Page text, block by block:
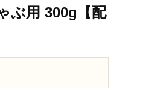
ぶ用 300g【配